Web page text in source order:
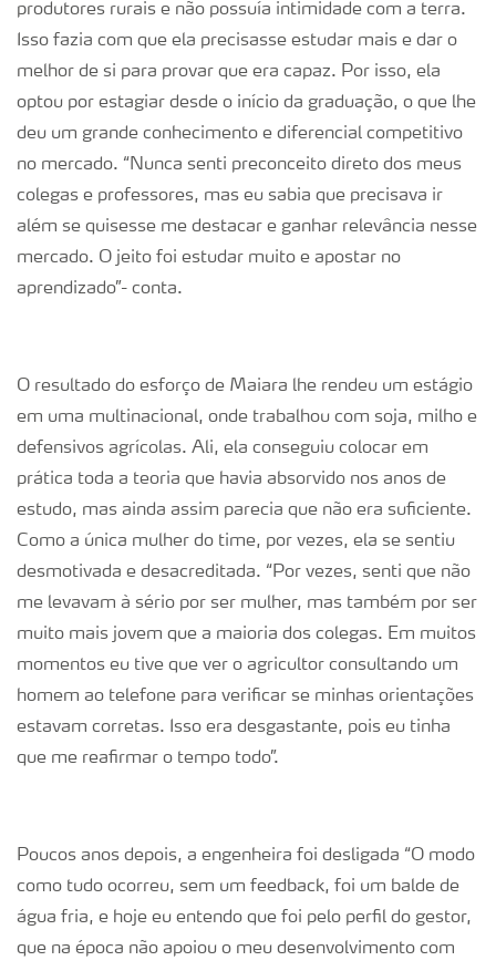
produtores rurais e não possuía intimidade com a terra.
Isso fazia com que ela precisasse estudar mais e dar o
melhor de si para provar que era capaz. Por isso, ela
optou por estagiar desde o início da graduação, o que lhe
deu um grande conhecimento e diferencial competitivo
no mercado. “Nunca senti preconceito direto dos meus
colegas e professores, mas eu sabia que precisava ir
além se quisesse me destacar e ganhar relevância nesse
mercado. O jeito foi estudar muito e apostar no
aprendizado”- conta.
O resultado do esforço de Maiara lhe rendeu um estágio
em uma multinacional, onde trabalhou com soja, milho e
defensivos agrícolas. Ali, ela conseguiu colocar em
prática toda a teoria que havia absorvido nos anos de
estudo, mas ainda assim parecia que não era suficiente.
Como a única mulher do time, por vezes, ela se sentiu
desmotivada e desacreditada. “Por vezes, senti que não
me levavam à sério por ser mulher, mas também por ser
muito mais jovem que a maioria dos colegas. Em muitos
momentos eu tive que ver o agricultor consultando um
homem ao telefone para verificar se minhas orientações
estavam corretas. Isso era desgastante, pois eu tinha
que me reafirmar o tempo todo”.
Poucos anos depois, a engenheira foi desligada “O modo
como tudo ocorreu, sem um feedback, foi um balde de
água fria, e hoje eu entendo que foi pelo perfil do gestor,
que na época não apoiou o meu desenvolvimento com